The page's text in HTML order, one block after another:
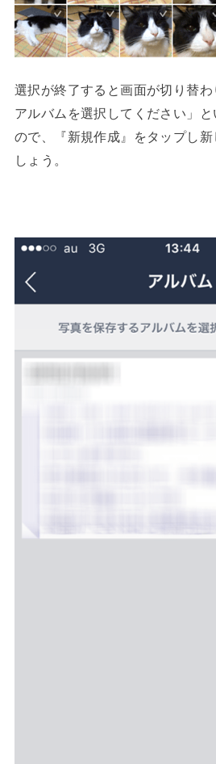
選択が終了すると画面が切り替
アルバムを選択してください」
ので、『新規作成』をタップし
しょう。